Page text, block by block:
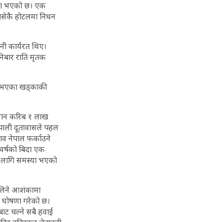
भएको छ। एक
होटलमा निधन
कार्यरत थिए।
राति मृतक
भएका खड्काकी
करिब १ लाख
दूतावासले पहल
नेपाल फर्काउने
बिदा एक
समस्या भएको
आशंकामा
गरेको छ।
चल्ने सबै हवाई